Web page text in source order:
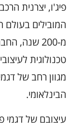
פיג'ו, יצרנית
המובילים
מ-200
טכנולוגית
מגוון רחב של
הבינלאומי.
עיצובם של